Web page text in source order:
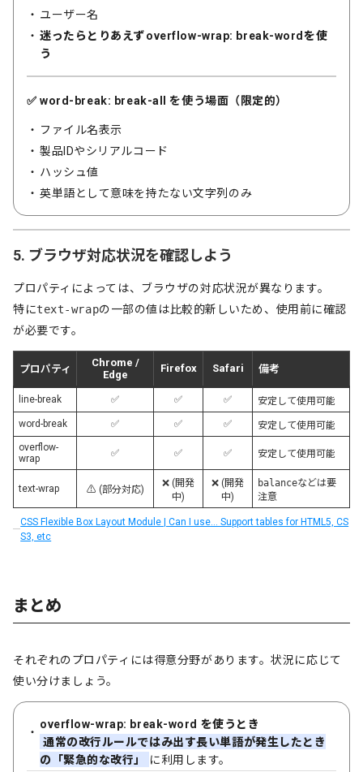
ユーザー名
迷ったらとりあえずoverflow-wrap: break-wordを使
う
✅ word-break: break-all を使う場面（限定的）
ファイル名表示
製品IDやシリアルコード
ハッシュ値
英単語として意味を持たない文字列のみ
5. ブラウザ対応状況を確認しよう
プロパティによっては、ブラウザの対応状況が異なります。
特にtext-wrapの一部の値は比較的新しいため、使用前に確認
が必要です。
プロパティ
Chrome /
Edge
Firefox Safari 備考
line-break ✅ ✅ ✅
安定して使用可能
word-break
✅ ✅ ✅
安定して使用可能
overflow-
wrap
✅ ✅ ✅ 安定して使用可能
text-wrap ⚠️ (部分対応)
❌ (開発
中)
❌ (開発
中)
balanceなどは要
注意
CSS Flexible Box Layout Module | Can I use… Support tables for HTML5, CS
S3, etc
まとめ
それぞれのプロパティには得意分野があります。状況に応じて
使い分けましょう。
overflow-wrap: break-word を使うとき
通常の改行ルールではみ出す長い単語が発生したとき
の「緊急的な改行」
に利用します。